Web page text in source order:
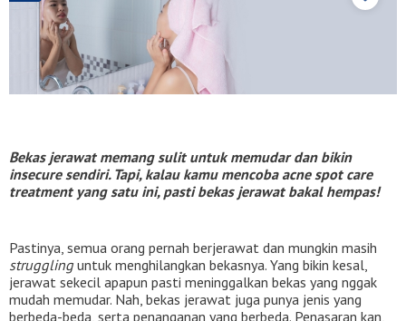
Bekas jerawat memang sulit untuk memudar dan bikin
insecure sendiri. Tapi, kalau kamu mencoba acne spot care
treatment yang satu ini, pasti bekas jerawat bakal hempas!
Pastinya, semua orang pernah berjerawat dan mungkin masih
strugglinguntuk menghilangkan bekasnya. Yang bikin kesal,
jerawat sekecil apapun pasti meninggalkan bekas yang nggak
mudah memudar. Nah, bekas jerawat juga punya jenis yang
berbeda-beda, serta penanganan yang berbeda. Penasaran kan,